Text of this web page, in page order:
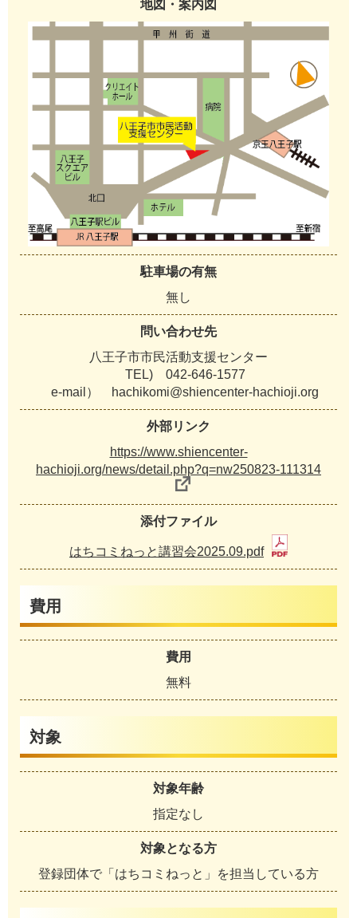
地図・案内図
駐車場の有無
無し
問い合わせ先
八王子市市民活動支援センター
TEL) 042-646-1577
e-mail） hachikomi@shiencenter-hachioji.org
外部リンク
https://www.shiencenter-
hachioji.org/news/detail.php?q=nw250823-111314
添付ファイル
はちコミねっと講習会2025.09.pdf
費用
費用
無料
対象
対象年齢
指定なし
対象となる方
登録団体で「はちコミねっと」を担当している方